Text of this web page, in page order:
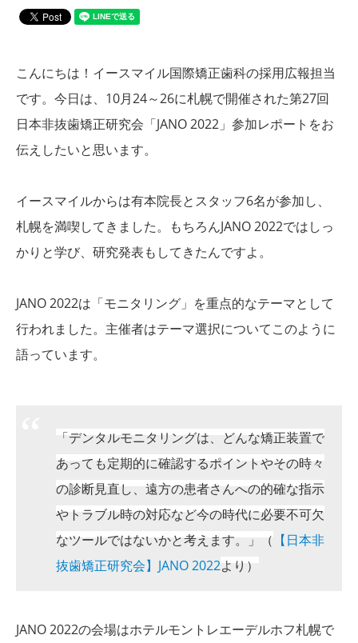
こんにちは！イースマイル国際矯正歯科の採用広報担当
です。今日は、10月24～26に札幌で開催された第27回
日本非抜歯矯正研究会「JANO 2022」参加レポートをお
伝えしたいと思います。
イースマイルからは有本院長とスタッフ6名が参加し、
札幌を満喫してきました。
もちろんJANO 2022ではしっ
かりと学び、研究発表もしてきたんですよ。
JANO 2022は「モニタリング」を重点的なテーマとして
行われました。主催者はテーマ選択についてこのように
語っています。
「デンタルモニタリングは、どんな矯正装置で
あっても定期的に確認するポイントやその時々
の診断見直し、遠方の患者さんへの的確な指示
やトラブル時の対応など今の時代に必要不可欠
なツールではないかと考えます。」（ 【日本非
抜歯矯正研究会】JANO 2022より）
JANO 2022の会場はホテルモントレエーデルホフ札幌で